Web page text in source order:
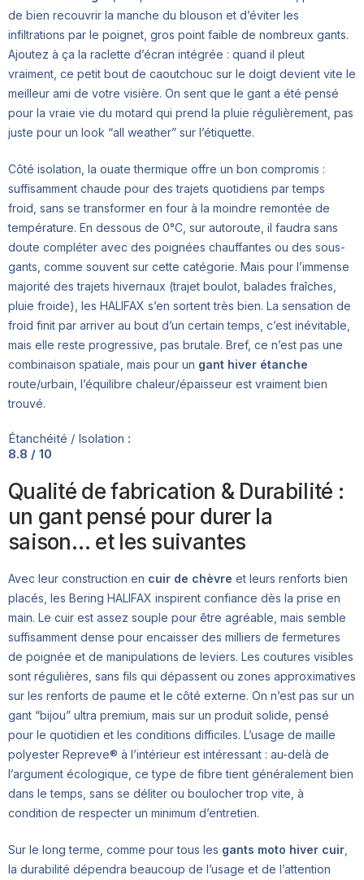
de bien recouvrir la manche du blouson et d’éviter les
infiltrations par le poignet, gros point faible de nombreux gants.
Ajoutez à ça la raclette d’écran intégrée : quand il pleut
vraiment, ce petit bout de caoutchouc sur le doigt devient vite le
meilleur ami de votre visière. On sent que le gant a été pensé
pour la vraie vie du motard qui prend la pluie régulièrement, pas
juste pour un look “all weather” sur l’étiquette.
Côté isolation, la ouate thermique offre un bon compromis :
suffisamment chaude pour des trajets quotidiens par temps
froid, sans se transformer en four à la moindre remontée de
température. En dessous de 0°C, sur autoroute, il faudra sans
doute compléter avec des poignées chauffantes ou des sous-
gants, comme souvent sur cette catégorie. Mais pour l’immense
majorité des trajets hivernaux (trajet boulot, balades fraîches,
pluie froide), les HALIFAX s’en sortent très bien. La sensation de
froid finit par arriver au bout d’un certain temps, c’est inévitable,
mais elle reste progressive, pas brutale. Bref, ce n’est pas une
combinaison spatiale, mais pour un gant hiver étanche
route/urbain, l’équilibre chaleur/épaisseur est vraiment bien
trouvé.
Étanchéité / Isolation :
8.8 / 10
Qualité de fabrication & Durabilité :
un gant pensé pour durer la
saison… et les suivantes
Avec leur construction en cuir de chèvre et leurs renforts bien
placés, les Bering HALIFAX inspirent confiance dès la prise en
main. Le cuir est assez souple pour être agréable, mais semble
suffisamment dense pour encaisser des milliers de fermetures
de poignée et de manipulations de leviers. Les coutures visibles
sont régulières, sans fils qui dépassent ou zones approximatives
sur les renforts de paume et le côté externe. On n’est pas sur un
gant “bijou” ultra premium, mais sur un produit solide, pensé
pour le quotidien et les conditions difficiles. L’usage de maille
polyester Repreve® à l’intérieur est intéressant : au-delà de
l’argument écologique, ce type de fibre tient généralement bien
dans le temps, sans se déliter ou boulocher trop vite, à
condition de respecter un minimum d’entretien.
Sur le long terme, comme pour tous les gants moto hiver cuir
la durabilité dépendra beaucoup de l’usage et de l’attention